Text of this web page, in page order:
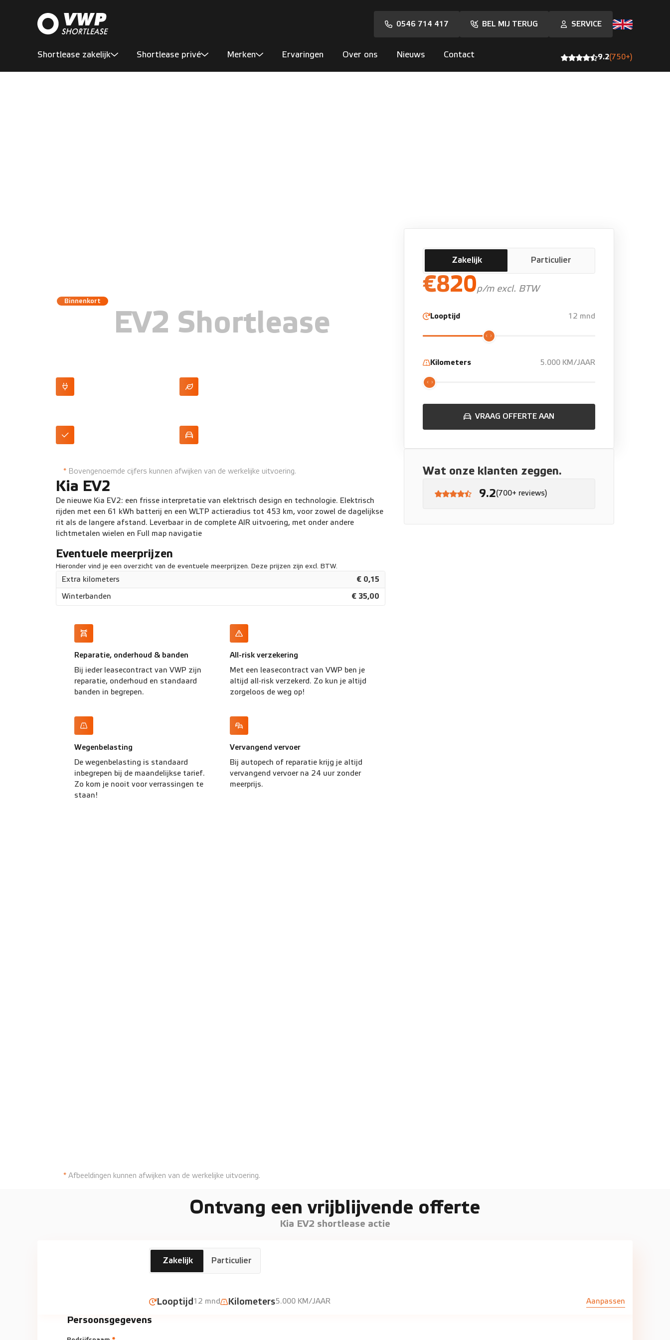
0546 714 417 BEL MIJ TERUG SERVICE
Shortlease zakelijk Shortlease privé Merken Ervaringen Over ons Nieuws Contact 9.2(750+)
Binnenkort
EV2 Shortlease
*Bovengenoemde cijfers kunnen afwijken van de werkelijke uitvoering.
Kia EV2
De nieuwe Kia EV2: een frisse interpretatie van elektrisch design en technologie. Elektrisch
rijden met een 61 kWh batterij en een WLTP actieradius tot 453 km, voor zowel de dagelijkse
rit als de langere afstand. Leverbaar in de complete AIR uitvoering, met onder andere
lichtmetalen wielen en Full map navigatie
Eventuele meerprijzen
Hieronder vind je een overzicht van de eventuele meerprijzen. Deze prijzen zijn excl. BTW.
Extra kilometers € 0,15
Winterbanden € 35,00
Reparatie, onderhoud & banden
Bij ieder leasecontract van VWP zijn
reparatie, onderhoud en standaard
banden in begrepen.
All-risk verzekering
Met een leasecontract van VWP ben je
altijd all-risk verzekerd. Zo kun je altijd
zorgeloos de weg op!
Wegenbelasting
De wegenbelasting is standaard
inbegrepen bij de maandelijkse tarief.
Zo kom je nooit voor verrassingen te
staan!
Vervangend vervoer
Bij autopech of reparatie krijg je altijd
vervangend vervoer na 24 uur zonder
meerprijs.
*Afbeeldingen kunnen afwijken van de werkelijke uitvoering.
Zakelijk Particulier
€820p/m excl. BTW
Looptijd 12 mnd
Kilometers 5.000 KM/JAAR
VRAAG OFFERTE AAN
Wat onze klanten zeggen.
9.2(700+ reviews)
Ontvang een vrijblijvende offerte
Kia EV2 shortlease actie
KIA
EV2 €820 p/m excl. BTW
Looptijd12 mnd Kilometers5.000 KM/JAAR Aanpassen
Zakelijk Particulier
Persoonsgegevens